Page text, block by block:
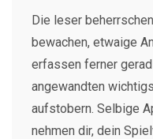
Die leser
bewachen, etwaige
erfassen ferner
angewandten
aufstobern. Selbige
nehmen dir, dein